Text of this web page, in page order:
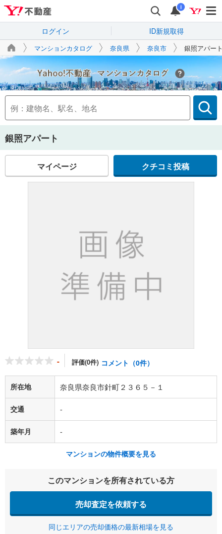
i
ログイン ID新規取得
マンションカタログ 奈良県 奈良市 銀照アパー
Yahoo!不動産
銀照アパート
マイページ クチコミ投稿
- 評価(0件) コメント（0件）
所在地 奈良県奈良市針町２３６５－１
交通 -
築年月 -
マンションの物件概要を見る
このマンションを所有されている方
売却査定を依頼する
同じエリアの売却価格の最新相場を見る